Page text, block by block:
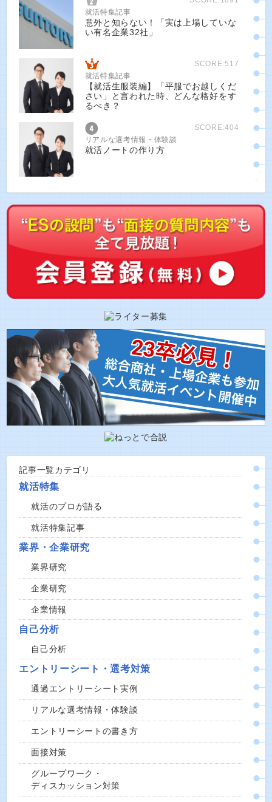
就活特集記事
意外と知らない！「実は上場していな
い有名企業32社」
SCORE:517
就活特集記事
【就活生服装編】「平服でお越しくだ
さい」と言われた時、どんな格好をす
るべき？
SCORE:404
リアルな選考情報・体験談
就活ノートの作り方
記事一覧カテゴリ
就活特集
就活のプロが語る
就活特集記事
業界・企業研究
業界研究
企業研究
企業情報
自己分析
自己分析
エントリーシート・選考対策
通過エントリーシート実例
リアルな選考情報・体験談
エントリーシートの書き方
面接対策
グループワーク・
ディスカッション対策